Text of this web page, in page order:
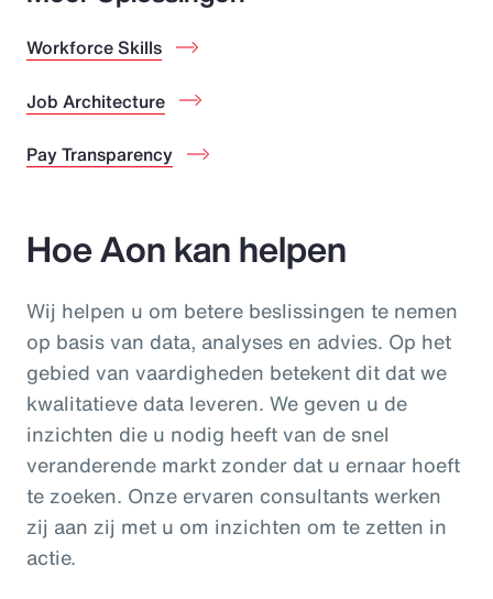
Workforce Skills
Job Architecture
Pay Transparency
Hoe Aon kan helpen
Wij helpen u om betere beslissingen te nemen
op basis van data, analyses en advies. Op het
gebied van vaardigheden betekent dit dat we
kwalitatieve data leveren. We geven u de
inzichten die u nodig heeft van de snel
veranderende markt zonder dat u ernaar hoeft
te zoeken. Onze ervaren consultants werken
zij aan zij met u om inzichten om te zetten in
actie.